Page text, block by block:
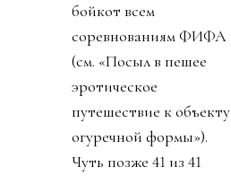
бойкот всем
соревнованиям ФИФА
(см. «Посыл в пешее
эротическое
путешествие к объекту
огуречной формы»).
Чуть позже 41 из 41